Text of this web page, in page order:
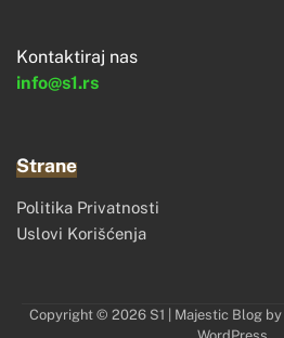
Kontaktiraj nas
info@s1.rs
Strane
Politika Privatnosti
Uslovi Korišćenja
Copyright © 2026 S1 | Majestic Blog by